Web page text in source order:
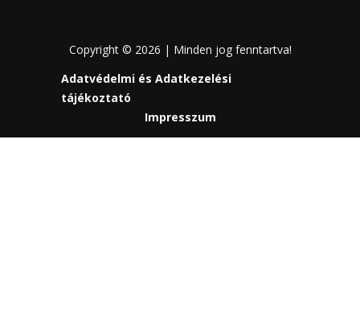
Copyright © 2026 | Minden jog fenntartva!
Adatvédelmi és Adatkezelési
tájékoztató
Impresszum